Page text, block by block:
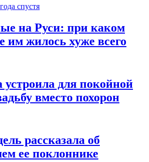
спустя
на Руси: при каком
им жилось хуже всего
для покойной
вместо похорон
рассказала об
ее поклоннике